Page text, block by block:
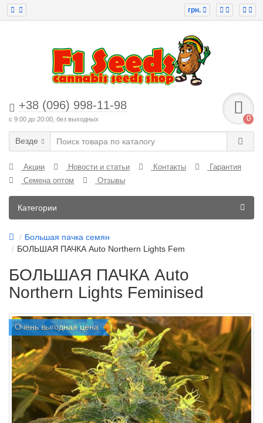
грн.
+38 (096) 998-11-98
с 9:00 до 20:00, без выходных 0
Везде
Акции Новости и статьи Контакты
Гарантия
Семена оптом
Отзывы
Категории
Большая пачка семян
БОЛЬШАЯ ПАЧКА Auto Northern Lights Fem
БОЛЬШАЯ ПАЧКА Auto
Northern Lights Feminised
Очень выгодная цена